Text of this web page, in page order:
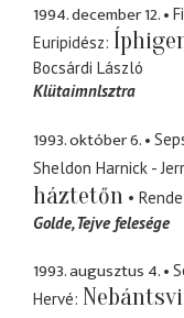
1994. december 12.
Euripidész
Bocsárdi László
Klütaimnlsztra
1993. október 6.
Sheldon Harnick -
háztetőn
Golde Tejve felesége
1993. augusztus 4.
Hervé